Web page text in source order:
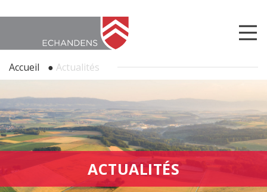
Accueil ● Actualités
ACTUALITÉS